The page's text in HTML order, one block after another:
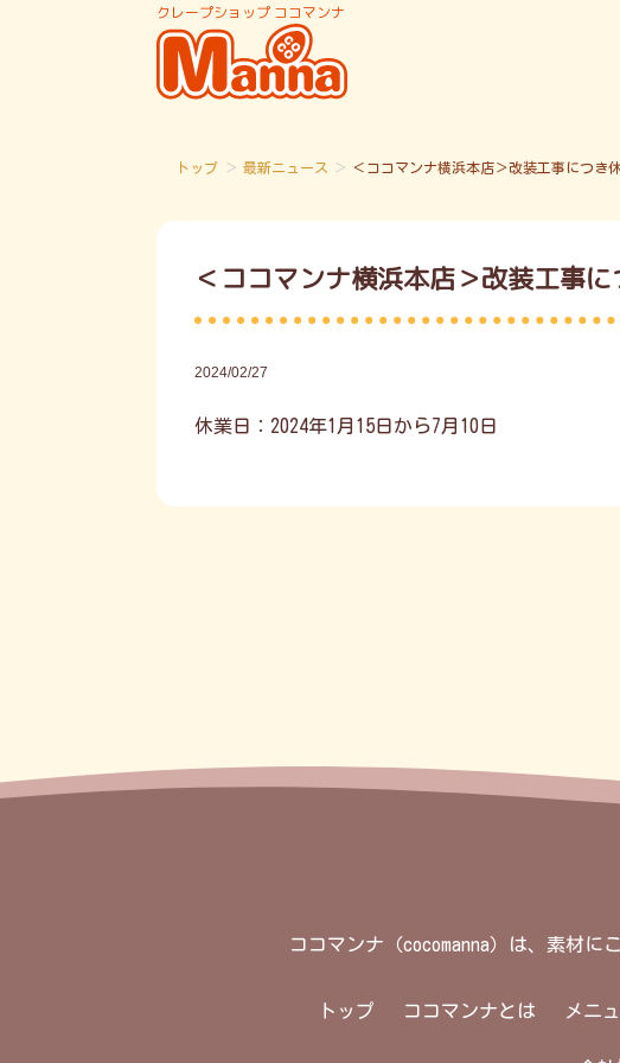
クレープショップ ココマンナ
トップ ＞ 最新ニュース ＞ ＜ココマンナ横浜本店＞改装工事につき
＜ココマンナ横浜本店＞改装工事
2024/02/27
休業日：2024年1月15日から7月10日
ココマンナ（cocomanna）は、素材
トップ ココマンナとは メニ